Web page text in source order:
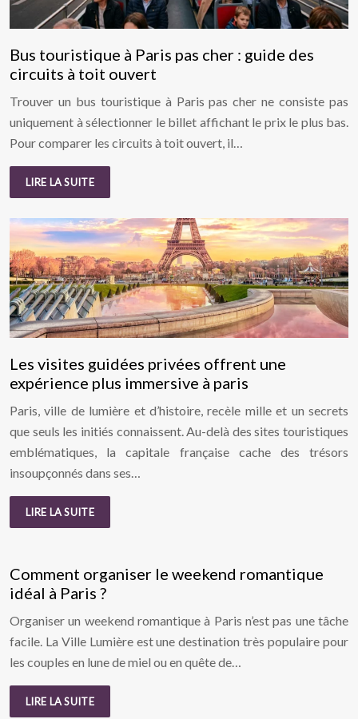
Bus touristique à Paris pas cher : guide des
circuits à toit ouvert
Trouver un bus touristique à Paris pas cher ne consiste pas
uniquement à sélectionner le billet affichant le prix le plus bas.
Pour comparer les circuits à toit ouvert, il…
LIRE LA SUITE
Les visites guidées privées offrent une
expérience plus immersive à paris
Paris, ville de lumière et d’histoire, recèle mille et un secrets
que seuls les initiés connaissent. Au-delà des sites touristiques
emblématiques, la capitale française cache des trésors
insoupçonnés dans ses…
LIRE LA SUITE
Comment organiser le weekend romantique
idéal à Paris ?
Organiser un weekend romantique à Paris n’est pas une tâche
facile. La Ville Lumière est une destination très populaire pour
les couples en lune de miel ou en quête de…
LIRE LA SUITE